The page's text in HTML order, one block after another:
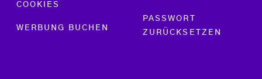
COOKIES
WERBUNG BUCHEN
PASSWORT
ZURÜCKSETZEN